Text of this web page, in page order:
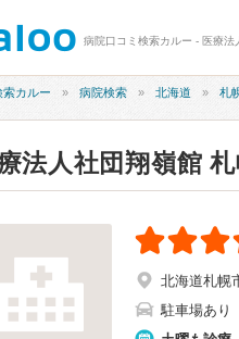
病院口コミ検索カルー - 医療
カルー 病院検索 北海道 札
法人社団翔嶺館
北海道札幌
駐車場あり